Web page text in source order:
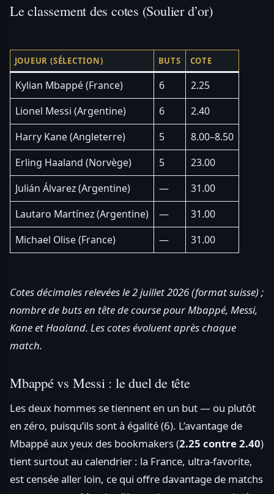
Le classement des cotes (Soulier d’or)
JOUEUR (SÉLECTION) BUTS COTE
Kylian Mbappé (France) 6
2.25
Lionel Messi (Argentine)
6
2.40
Harry Kane (Angleterre)
5
8.00–8.50
Erling Haaland (Norvège)
5
23.00
Julián Álvarez (Argentine)
—
31.00
Lautaro Martínez (Argentine)
—
31.00
Michael Olise (France)
— 31.00
Cotes décimales relevées le 2 juillet 2026 (format suisse) ;
nombre de buts en tête de course pour Mbappé, Messi,
Kane et Haaland. Les cotes évoluent après chaque
match.
Mbappé vs Messi : le duel de tête
Les deux hommes se tiennent en un but — ou plutôt
en zéro, puisqu’ils sont à égalité (6). L’avantage de
Mbappé aux yeux des bookmakers (2.25 contre 2.40)
tient surtout au calendrier : la France, ultra-favorite,
est censée aller loin, ce qui offre davantage de matchs